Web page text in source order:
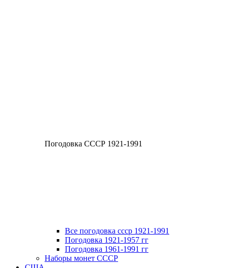
Погодовка СССР 1921-1991
Все погодовка ссср 1921-1991
Погодовка 1921-1957 гг
Погодовка 1961-1991 гг
Наборы монет СССР